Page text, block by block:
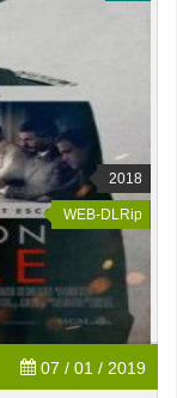
2018
WEB-DLRip
07 / 01 / 2019